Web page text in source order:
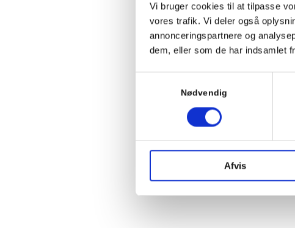
Vi bruger cookies til at tilpasse
vores trafik. Vi deler også
annonceringspartnere og
dem, eller som de har indsamlet
Nødvendig
Afvis
Den
Læs mere